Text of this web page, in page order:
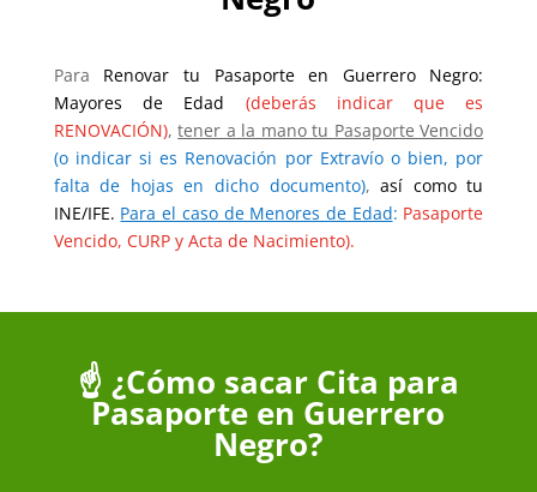
Para Renovar tu Pasaporte en Guerrero Negro:
Mayores de Edad (deberás indicar que es
RENOVACIÓN),tener a la mano tu Pasaporte Vencido
(o indicar si es Renovación por Extravío o bien, por
falta de hojas en dicho documento),así como tu
INE/IFE. Para el caso de Menores de Edad: Pasaporte
Vencido, CURP y Acta de Nacimiento).
☝️ ¿Cómo sacar Cita para
Pasaporte en Guerrero
Negro?